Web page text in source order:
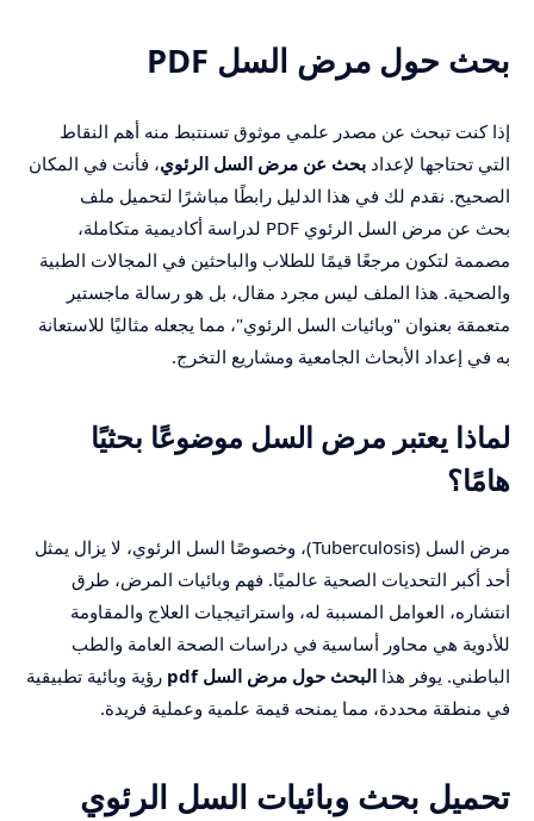
بحث حول مرض السل PDF
إذا كنت تبحث عن مصدر علمي موثوق تسنتبط منه أهم النقاط
التي تحتاجها لإعداد بحث عن مرض السل الرئوي، فأنت في المكان
الصحيح. نقدم لك في هذا الدليل رابطًا مباشرًا لتحميل ملف
بحث عن مرض السل الرئوي PDF لدراسة أكاديمية متكاملة،
مصممة لتكون مرجعًا قيمًا للطلاب والباحثين في المجالات الطبية
والصحية. هذا الملف ليس مجرد مقال، بل هو رسالة ماجستير
متعمقة بعنوان "وبائيات السل الرئوي"، مما يجعله مثاليًا للاستعانة
به في إعداد الأبحاث الجامعية ومشاريع التخرج.
لماذا يعتبر مرض السل موضوعًا بحثيًا
هامًا؟
مرض السل (Tuberculosis)، وخصوصًا السل الرئوي، لا يزال يمثل
أحد أكبر التحديات الصحية عالميًا. فهم وبائيات المرض، طرق
انتشاره، العوامل المسببة له، واستراتيجيات العلاج والمقاومة
للأدوية هي محاور أساسية في دراسات الصحة العامة والطب
الباطني. يوفر هذا البحث حول مرض السل pdf
رؤية وبائية تطبيقية
في منطقة محددة، مما يمنحه قيمة علمية وعملية فريدة.
تحميل بحث وبائيات السل الرئوي